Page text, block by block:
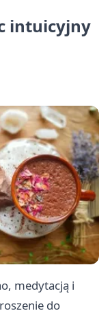
intuicyjny
medytacją i
do